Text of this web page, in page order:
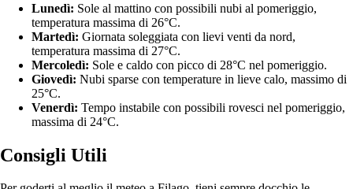
Lunedì: Sole al mattino con possibili nubi al pomeriggio,
temperatura massima di 26°C.
Martedì: Giornata soleggiata con lievi venti da nord,
temperatura massima di 27°C.
Mercoledì: Sole e caldo con picco di 28°C nel pomeriggio.
Giovedì: Nubi sparse con temperature in lieve calo, massimo di
25°C.
Venerdì: Tempo instabile con possibili rovesci nel pomeriggio,
massima di 24°C.
Consigli Utili